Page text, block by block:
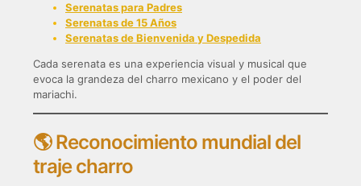
Serenatas para Padres
Serenatas de 15 Años
Serenatas de Bienvenida y Despedida
Cada serenata es una experiencia visual y musical que
evoca la grandeza del charro mexicano y el poder del
mariachi.
🌎 Reconocimiento mundial del
traje charro